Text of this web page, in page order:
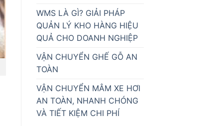
WMS LÀ GÌ? GIẢI PHÁP
QUẢN LÝ KHO HÀNG HIỆU
QUẢ CHO DOANH NGHIỆP
VẬN CHUYỂN GHẾ GỖ AN
TOÀN
VẬN CHUYỂN MÂM XE HƠI
AN TOÀN, NHANH CHÓNG
VÀ TIẾT KIỆM CHI PHÍ